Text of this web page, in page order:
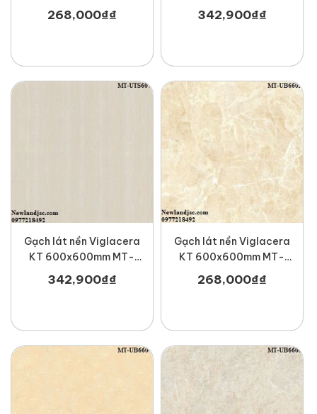
UB6601
268,000₫₫
UTS608
342,900₫₫
Gạch lát nền Viglacera
KT 600x600mm MT-
UTS607
342,900₫₫
Gạch lát nền Viglacera
KT 600x600mm MT-
UB6602
268,000₫₫